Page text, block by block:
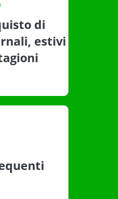
di
estivi